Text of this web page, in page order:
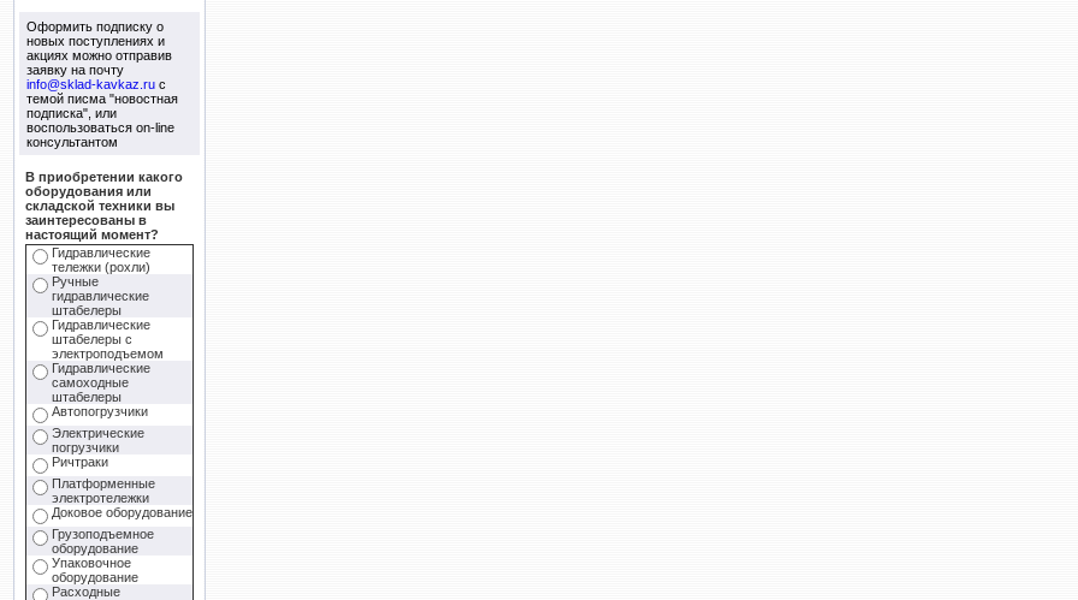
Оформить подписку о
новых поступлениях и
акциях можно отправив
заявку на почту
info@sklad-kavkaz.ruс
темой писма "новостная
подписка", или
воспользоваться on-line
консультантом
В приобретении какого
оборудования или
складской техники вы
заинтересованы в
настоящий момент?
Гидравлические
тележки (рохли)
Ручные
гидравлические
штабелеры
Гидравлические
штабелеры с
электроподъемом
Гидравлические
самоходные
штабелеры
Автопогрузчики
Электрические
погрузчики
Ричтраки
Платформенные
электротележки
Доковое оборудование
Грузоподъемное
оборудование
Упаковочное
оборудование
Расходные